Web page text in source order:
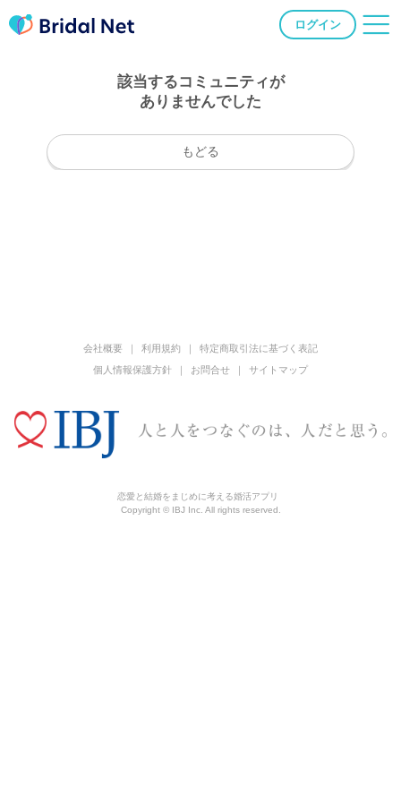
ログイン
該当するコミュニティが
ありませんでした
もどる
会社概要 利用規約
特定商取引法に基づく表記
個人情報保護方針
お問合せ サイトマップ
恋愛と結婚をまじめに考える婚活アプリ
Copyright © IBJ Inc. All rights reserved.